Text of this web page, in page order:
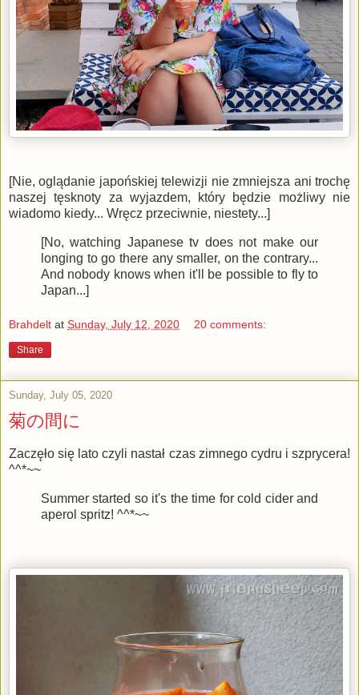
[Nie, oglądanie japońskiej telewizji nie zmniejsza ani trochę
naszej tęsknoty za wyjazdem, który będzie możliwy nie
wiadomo kiedy... Wręcz przeciwnie, niestety...]
[No, watching Japanese tv does not make our
longing to go there any smaller, on the contrary...
And nobody knows when it'll be possible to fly to
Japan...]
Brahdelt at Sunday, July 12, 2020 20 comments:
Share
Sunday, July 05, 2020
菊の間に
Zaczęło się lato czyli nastał czas zimnego cydru i szprycera!
^^*~~
Summer started so it's the time for cold cider and
aperol spritz! ^^*~~